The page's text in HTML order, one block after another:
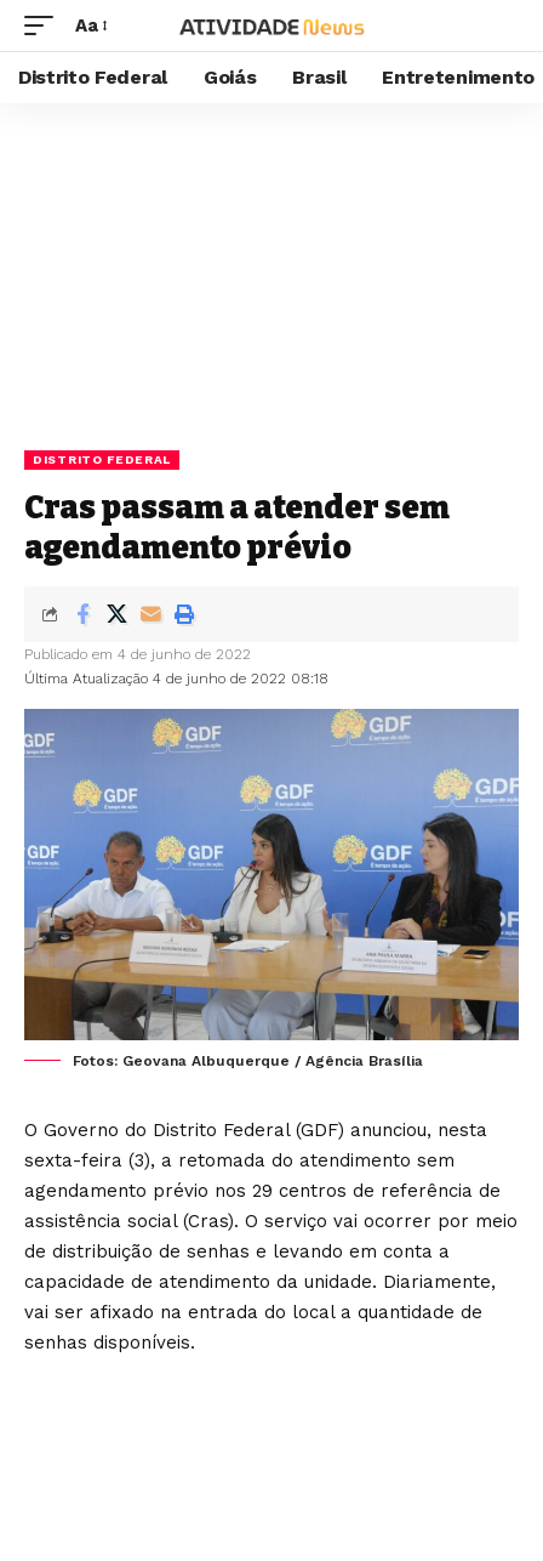
Aa
Distrito Federal Goiás Brasil Entretenimento
DISTRITO FEDERAL
Cras passam a atender sem
agendamento prévio
Última Atualização 4 de junho de 2022 08:18
Publicado em 4 de junho de 2022
Fotos: Geovana Albuquerque / Agência Brasília
O Governo do Distrito Federal (GDF) anunciou, nesta
sexta-feira (3), a retomada do atendimento sem
agendamento prévio nos 29 centros de referência de
assistência social (Cras). O serviço vai ocorrer por meio
de distribuição de senhas e levando em conta a
capacidade de atendimento da unidade. Diariamente,
vai ser afixado na entrada do local a quantidade de
senhas disponíveis.